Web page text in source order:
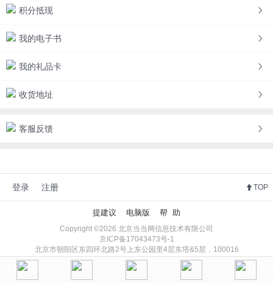
积分抵现
我的电子书
我的礼品卡
收货地址
客服反馈
登录 注册 TOP
提建议 电脑版 帮 助
Copyright ©2026 北京当当网信息技术有限公司
京ICP备17043473号-1
北京市朝阳区东四环北路2号上东公园里4层东塔&5层，100016